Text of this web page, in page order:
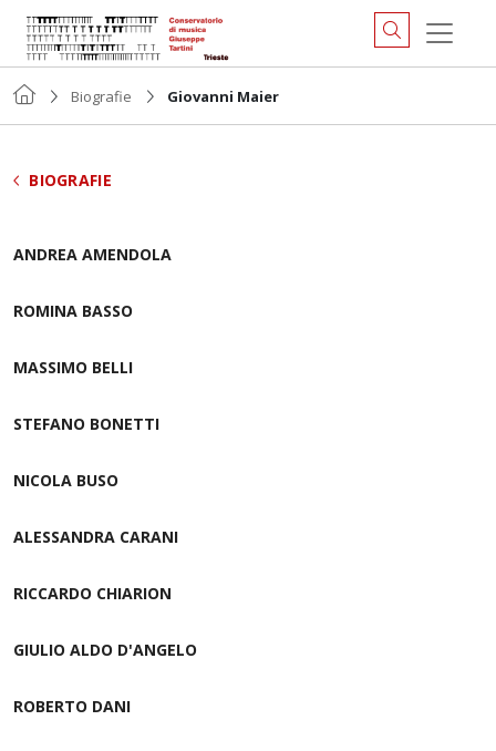
Biografie Giovanni Maier
BIOGRAFIE
ANDREA AMENDOLA
ROMINA BASSO
MASSIMO BELLI
STEFANO BONETTI
NICOLA BUSO
ALESSANDRA CARANI
RICCARDO CHIARION
GIULIO ALDO D'ANGELO
ROBERTO DANI